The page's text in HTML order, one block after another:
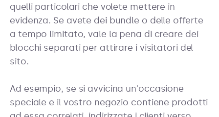
quelli particolari che volete mettere in
evidenza. Se avete dei bundle o delle offerte
a tempo limitato, vale la pena di creare dei
blocchi separati per attirare i visitatori del
sito.
Ad esempio, se si avvicina un'occasione
speciale e il vostro negozio contiene prodotti